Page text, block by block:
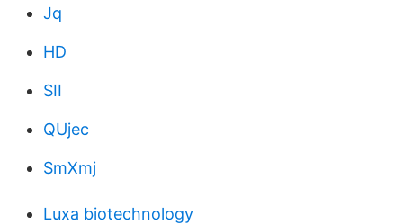
Jq
HD
SII
QUjec
SmXmj
Luxa biotechnology